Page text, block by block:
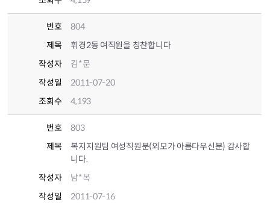
번호
804
제목
휘경2동 여직원을 칭찬합니다
작성자
김*문
작성일
2011-07-20
조회수
4,193
번호
803
제목
복지지원팀 여성직원분(외모가 아름다우신분) 감사합
니다.
작성자
남*복
작성일
2011-07-16